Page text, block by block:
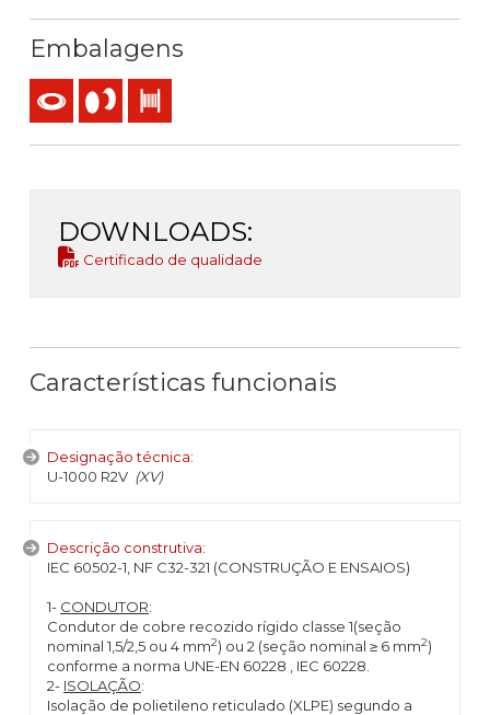
Embalagens
Carrete Bobina
DOWNLOADS:
Certificado de qualidade
Características funcionais
Designação técnica:
U-1000 R2V (XV)
Descrição construtiva:
IEC 60502-1, NF C32-321 (CONSTRUÇÃO E ENSAIOS)
1- CONDUTOR:
Condutor de cobre recozido rígido classe 1(seção
nominal 1,5/2,5 ou 4 mm2) ou 2 (seção nominal ≥ 6 mm2)
conforme a norma UNE-EN 60228 , IEC 60228.
2- ISOLAÇÃO:
Isolação de polietileno reticulado (XLPE) segundo a